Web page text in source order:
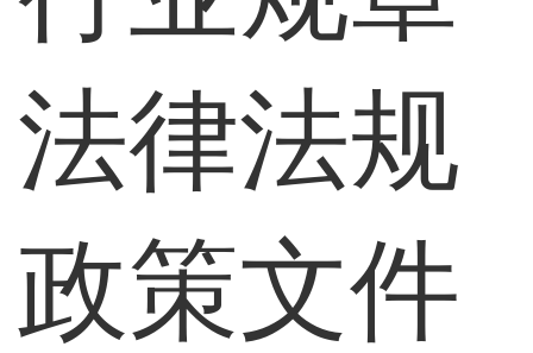
法律法规
政策文件